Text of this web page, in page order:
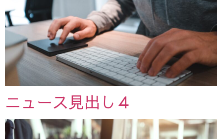
ニュース見出し４